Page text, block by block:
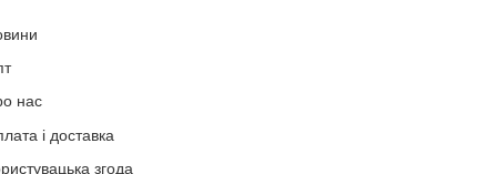
нас
і доставка
згода